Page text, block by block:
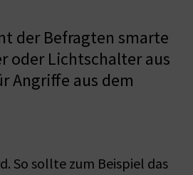
der Befragten smarte
oder Lichtschalter aus
Angriffe aus dem
So sollte zum Beispiel das